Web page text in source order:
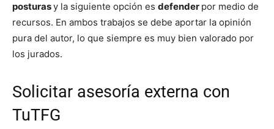
posturasy la siguiente opción es defender por medio de
recursos. En ambos trabajos se debe aportar la opinión
pura del autor, lo que siempre es muy bien valorado por
los jurados.
Solicitar asesoría externa con
TuTFG